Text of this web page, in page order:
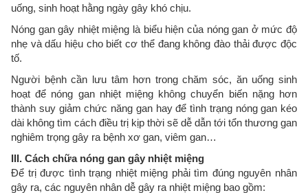
uống, sinh hoạt hằng ngày gây khó chịu.
Nóng gan gây nhiệt miệng là biểu hiện của nóng gan ở mức độ
nhẹ và dấu hiệu cho biết cơ thể đang không đào thải được độc
tố.
Người bệnh cần lưu tâm hơn trong chăm sóc, ăn uống sinh
hoạt để nóng gan nhiệt miệng không chuyển biến nặng hơn
thành suy giảm chức năng gan hay để tình trạng nóng gan kéo
dài không tìm cách điều trị kịp thời sẽ dễ dẫn tới tổn thương gan
nghiêm trọng gây ra bệnh xơ gan, viêm gan…
III. Cách chữa nóng gan gây nhiệt miệng
Để trị được tình trạng nhiệt miệng phải tìm đúng nguyên nhân
gây ra, các nguyên nhân dễ gây ra nhiệt miệng bao gồm: